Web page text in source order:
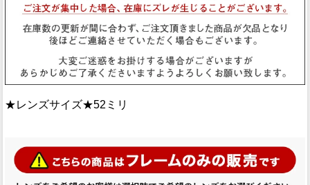
★レンズサイズ★52ミリ